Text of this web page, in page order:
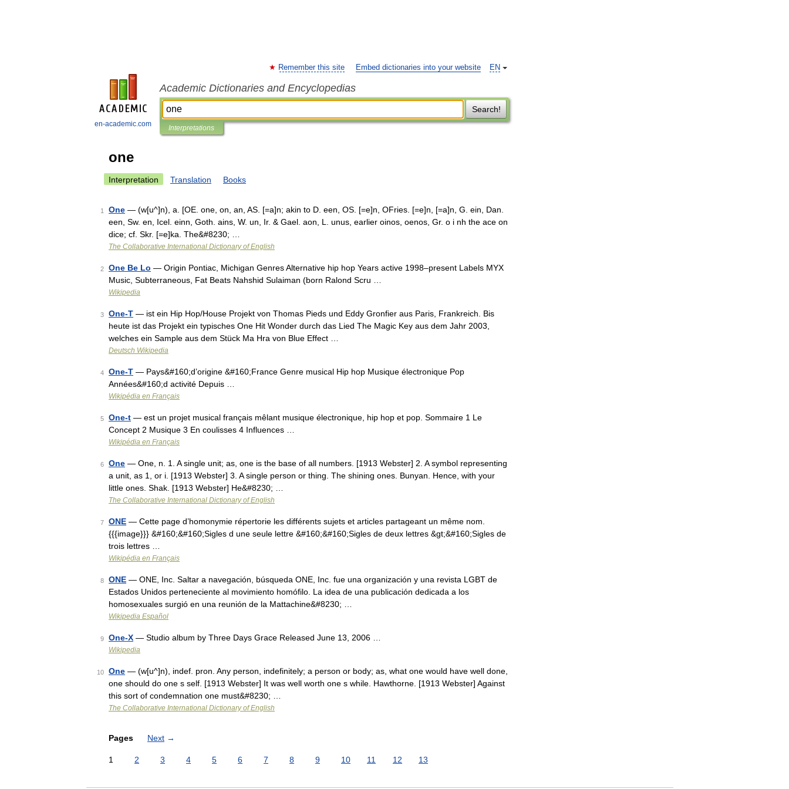
en-academic.com
EN
Remember this site Embed dictionaries into your website
Academic Dictionaries and Encyclopedias
Search!
Interpretations
one
Interpretation Translation Books
1 One — (w[u^]n), a. [OE. one, on, an, AS. [=a]n; akin to D. een, OS. [=e]n, OFries. [=e]n, [=a]n, G. ein, Dan.
een, Sw. en, Icel. einn, Goth. ains, W. un, Ir. & Gael. aon, L. unus, earlier oinos, oenos, Gr. o i nh the ace on
dice; cf. Skr. [=e]ka. The&#8230; …
The Collaborative International Dictionary of English
2 One Be Lo — Origin Pontiac, Michigan Genres Alternative hip hop Years active 1998–present Labels MYX
Music, Subterraneous, Fat Beats Nahshid Sulaiman (born Ralond Scru …
Wikipedia
3 One-T — ist ein Hip Hop/House Projekt von Thomas Pieds und Eddy Gronfier aus Paris, Frankreich. Bis
heute ist das Projekt ein typisches One Hit Wonder durch das Lied The Magic Key aus dem Jahr 2003,
welches ein Sample aus dem Stück Ma Hra von Blue Effect …
Deutsch Wikipedia
4 One-T — Pays&#160;d’origine &#160;France Genre musical Hip hop Musique électronique Pop
Années&#160;d activité Depuis …
Wikipédia en Français
5 One-t — est un projet musical français mêlant musique électronique, hip hop et pop. Sommaire 1 Le
Concept 2 Musique 3 En coulisses 4 Influences …
Wikipédia en Français
6 One — One, n. 1. A single unit; as, one is the base of all numbers. [1913 Webster] 2. A symbol representing
a unit, as 1, or i. [1913 Webster] 3. A single person or thing. The shining ones. Bunyan. Hence, with your
little ones. Shak. [1913 Webster] He&#8230; …
The Collaborative International Dictionary of English
7 ONE — Cette page d’homonymie répertorie les différents sujets et articles partageant un même nom.
{{{image}}} &#160;&#160;Sigles d une seule lettre &#160;&#160;Sigles de deux lettres &gt;&#160;Sigles de
trois lettres …
Wikipédia en Français
8 ONE — ONE, Inc. Saltar a navegación, búsqueda ONE, Inc. fue una organización y una revista LGBT de
Estados Unidos perteneciente al movimiento homófilo. La idea de una publicación dedicada a los
homosexuales surgió en una reunión de la Mattachine&#8230; …
Wikipedia Español
9 One-X — Studio album by Three Days Grace Released June 13, 2006 …
Wikipedia
10 One — (w[u^]n), indef. pron. Any person, indefinitely; a person or body; as, what one would have well done,
one should do one s self. [1913 Webster] It was well worth one s while. Hawthorne. [1913 Webster] Against
this sort of condemnation one must&#8230; …
The Collaborative International Dictionary of English
Pages Next →
1 2 3 4 5 6 7 8 9 10 11 12 13